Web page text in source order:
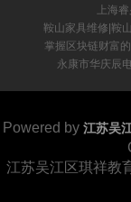
上海
鞍山家具维修|鞍
掌握区块链财富
永康市华庆辰
Powered by 江苏吴
江苏吴江区琪祥教